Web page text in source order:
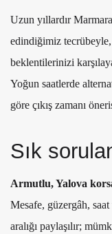
Uzun yıllardır
edindiğimiz tecrübeyle,
beklentilerinizi
Yoğun saatlerde
göre çıkış zamanı
Sık
Armutlu, Yalova
Mesafe, güzergâh,
aralığı paylaşılır;